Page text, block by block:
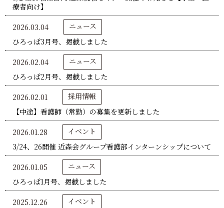
療者向け】
2026.03.04
ニュース
ひろっぱ3月号、掲載しました
2026.02.04
ニュース
ひろっぱ2月号、掲載しました
2026.02.01
採用情報
【中途】看護師（常勤）の募集を更新しました
2026.01.28
イベント
3/24、26開催 近森会グループ看護部インターンシップについて
2026.01.05
ニュース
ひろっぱ1月号、掲載しました
2025.12.26
イベント